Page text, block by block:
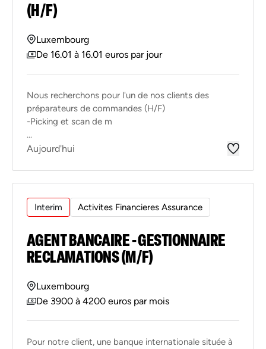
(H/F)
Luxembourg
De 16.01 à 16.01 euros par jour
Nous recherchons pour l'un de nos clients des
préparateurs de commandes (H/F)
-Picking et scan de m
...
Aujourd'hui
Interim Activites Financieres Assurance
AGENT BANCAIRE - GESTIONNAIRE
RECLAMATIONS (M/F)
Luxembourg
De 3900 à 4200 euros par mois
Pour notre client, une banque internationale située à